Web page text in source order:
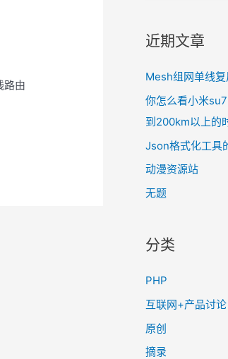
路由
近期文章
Mesh组网单线复
你怎么看小米
到200km以上的
Json格式化工具
动漫资源站
无题
分类
PHP
互联网+产品讨论
原创
摘录